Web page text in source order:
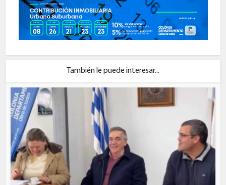
También le puede interesar...